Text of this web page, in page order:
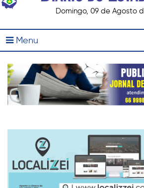
Domingo, 09 de Agosto
Menu